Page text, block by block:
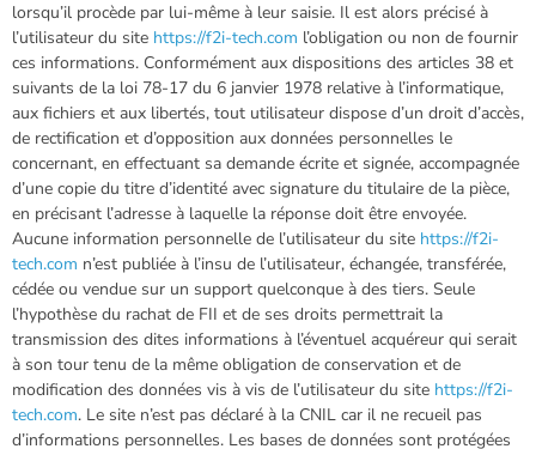
lorsqu’il procède par lui-même à leur saisie. Il est alors précisé à
l’utilisateur du site https://f2i-tech.com l’obligation ou non de fournir
ces informations. Conformément aux dispositions des articles 38 et
suivants de la loi 78-17 du 6 janvier 1978 relative à l’informatique,
aux fichiers et aux libertés, tout utilisateur dispose d’un droit d’accès,
de rectification et d’opposition aux données personnelles le
concernant, en effectuant sa demande écrite et signée, accompagnée
d’une copie du titre d’identité avec signature du titulaire de la pièce,
en précisant l’adresse à laquelle la réponse doit être envoyée.
Aucune information personnelle de l’utilisateur du site https://f2i-
tech.com n’est publiée à l’insu de l’utilisateur, échangée, transférée,
cédée ou vendue sur un support quelconque à des tiers. Seule
l’hypothèse du rachat de FII et de ses droits permettrait la
transmission des dites informations à l’éventuel acquéreur qui serait
à son tour tenu de la même obligation de conservation et de
modification des données vis à vis de l’utilisateur du site https://f2i-
tech.com. Le site n’est pas déclaré à la CNIL car il ne recueil pas
d’informations personnelles. Les bases de données sont protégées